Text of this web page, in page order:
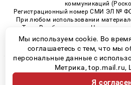
коммуникаций
Регистрационный номер СМИ ЭЛ №
При любом использовании
Town.Ru обязательна.
только при наличии
© 2026 «Ufa-Town» | Все
Возрастная категория
Мы используем cookie. Во
соглашаетесь с тем, что мы
персональные данные с
Метрика, top.mail.ru,
Я